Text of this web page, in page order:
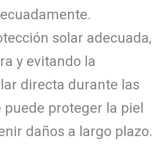
solar adecuada,
y evitando la
directa durante las
puede proteger la piel
daños a largo plazo.